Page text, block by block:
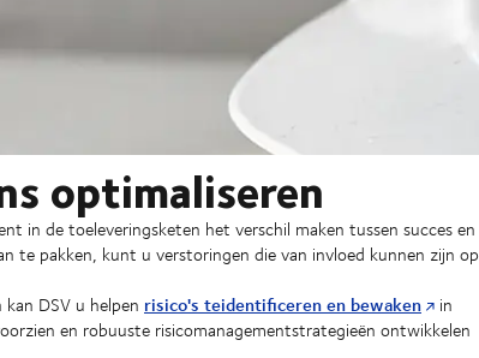
optimaliseren
in de toeleveringsketen het verschil maken tussen succes en
te pakken, kunt u verstoringen die van invloed kunnen zijn op
DSV u helpen risico's teidentificeren en bewaken
in
en robuuste risicomanagementstrategieën ontwikkelen